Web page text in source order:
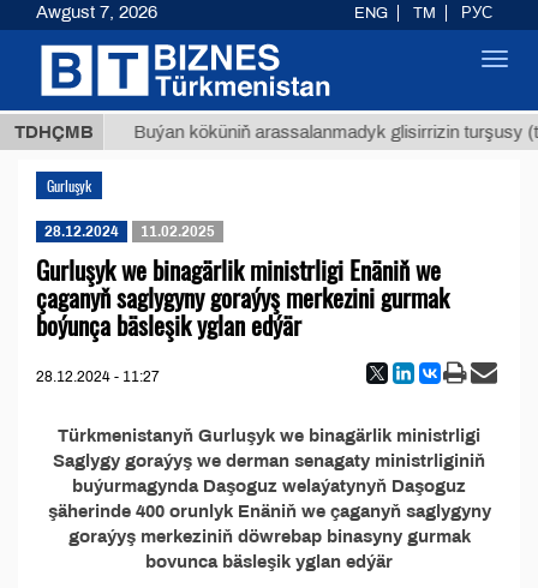
TDHÇMB
ТМТ Buýan köküniň arassalanmadyk glisirrizin turşusy
Gurluşyk
28.12.2024 11.02.2025
Gurluşyk we binagärlik ministrligi Enäniň we
çaganyň saglygyny goraýyş merkezini gurmak
boýunça bäsleşik yglan edýär
28.12.2024 - 11:27
Türkmenistanyň Gurluşyk we binagärlik ministrligi
Saglygy goraýyş we derman senagaty ministrliginiň
buýurmagynda Daşoguz welaýatynyň Daşoguz
şäherinde 400 orunlyk Enäniň we çaganyň saglygyny
goraýyş merkeziniň döwrebap binasyny gurmak
bovunca bäsleşik yglan edýär
Awgust 7, 2026 ENG TM РУС